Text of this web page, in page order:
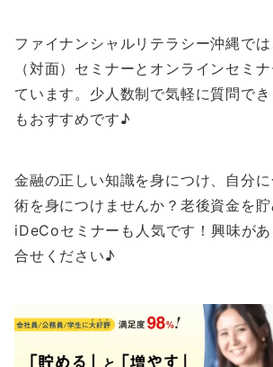
ファイナンシャルリテラシー沖縄で
（対面）セミナーとオンラインセミ
ています。少人数制で気軽に質問で
もおすすめです♪
金融の正しい知識を身につけ、自分
術を身につけませんか？老後資金を
iDeCoセミナーも人気です！興味が
合せください♪